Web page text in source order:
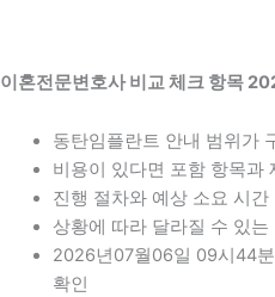
이혼전문변호사 비교 체크 항목
동탄임플란트 안내 범위가
비용이 있다면 포함 항목과
진행 절차와 예상 소요 시간
상황에 따라 달라질 수 있는
2026년07월06일 09시44
확인